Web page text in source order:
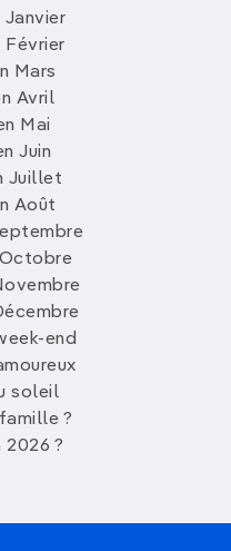
Janvier
Février
Mars
Avril
Mai
Juin
Juillet
Août
end
soleil
?
2026 ?